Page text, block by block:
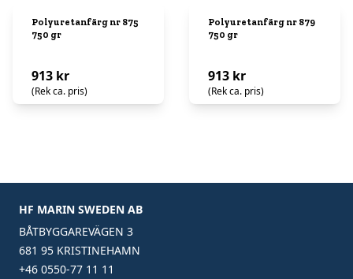
Polyuretanfärg nr 875
750 gr
913 kr
(Rek ca. pris)
Polyuretanfärg nr 879
750 gr
913 kr
(Rek ca. pris)
HF MARIN SWEDEN AB
BÅTBYGGAREVÄGEN 3
681 95 KRISTINEHAMN
+46 0550-77 11 11